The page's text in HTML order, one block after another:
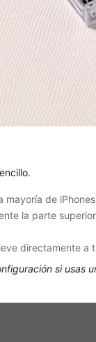
de
la parte
directamente a
si usas